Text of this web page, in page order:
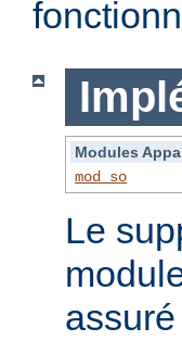
Modules
mod_so
Le